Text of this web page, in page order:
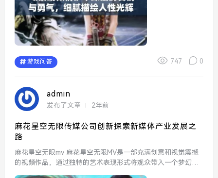
游戏问答 747 0
admin
发布了文章 2年前
麻花星空无限传媒公司创新探索新媒体产业发展之
路
麻花星空无限mv 麻花星空无限MV是一部充满创意和视觉震撼
的视频作品，通过独特的艺术表现形式将观众带入一个梦幻的